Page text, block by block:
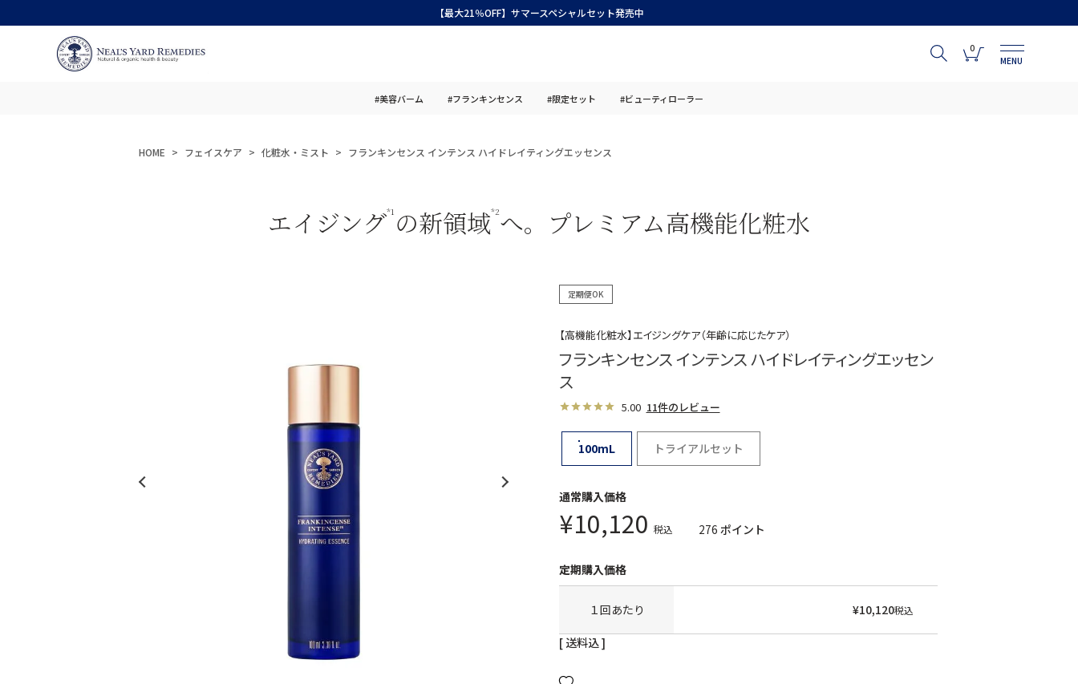
【最大21％OFF】サマースペシャルセット発売中
0
MENU
#美容バーム #フランキンセンス #限定セット #ビューティローラー
HOME フェイスケア 化粧水・ミスト フランキンセンス インテンス ハイドレイティングエッセンス
エイジング*1 の新領域*2へ。プレミアム高機能化粧水
定期便OK
【高機能化粧水】エイジングケア（年齢に応じたケア）
フランキンセンス インテンス ハイドレイティングエッセン
ス
5.00 11件のレビュー
100mL トライアルセット
¥10,120 税込 276 ポイント
１回あたり ¥10,120税込
送料込